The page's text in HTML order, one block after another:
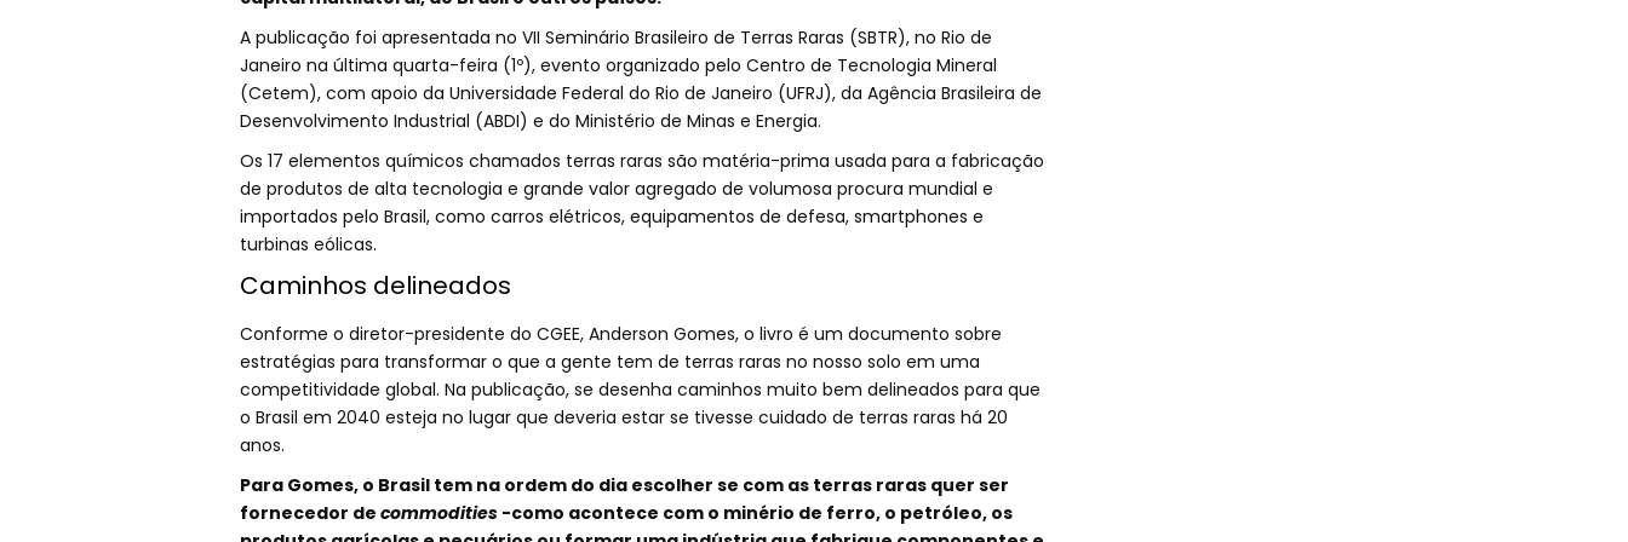
A publicação foi apresentada no VII Seminário Brasileiro de Terras Raras (SBTR), no Rio de
Janeiro na última quarta-feira (1º), evento organizado pelo Centro de Tecnologia Mineral
(Cetem), com apoio da Universidade Federal do Rio de Janeiro (UFRJ), da Agência Brasileira de
Desenvolvimento Industrial (ABDI) e do Ministério de Minas e Energia.
Os 17 elementos químicos chamados terras raras são matéria-prima usada para a fabricação
de produtos de alta tecnologia e grande valor agregado de volumosa procura mundial e
importados pelo Brasil, como carros elétricos, equipamentos de defesa, smartphones e
turbinas eólicas.
Caminhos delineados
Conforme o diretor-presidente do CGEE, Anderson Gomes, o livro é um documento sobre
estratégias para transformar o que a gente tem de terras raras no nosso solo em uma
competitividade global. Na publicação, se desenha caminhos muito bem delineados para que
o Brasil em 2040 esteja no lugar que deveria estar se tivesse cuidado de terras raras há 20
anos.
Para Gomes, o Brasil tem na ordem do dia escolher se com as terras raras quer ser
fornecedor de commodities-como acontece com o minério de ferro, o petróleo, os